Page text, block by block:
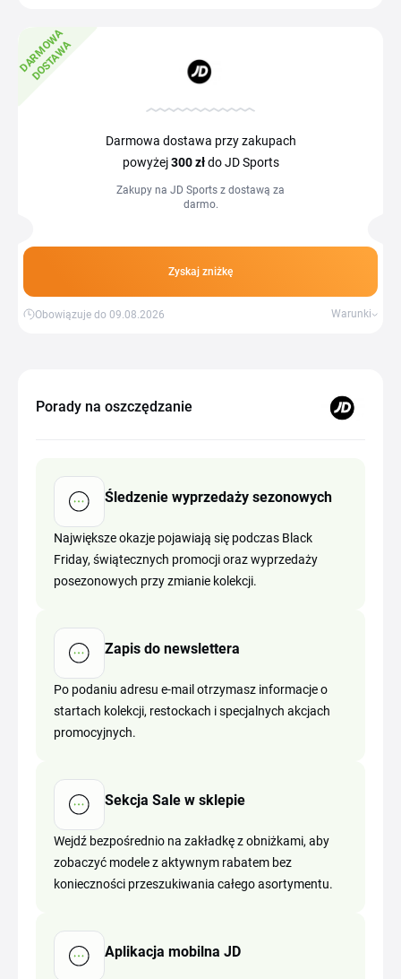
D
A
R
M
O
W
A
D
O
S
T
A
W
A
Darmowa dostawa przy zakupach
powyżej300 złdo JD Sports
Zakupy na JD Sports z dostawą za
darmo.
Zyskaj zniżkę
Obowiązuje do 09.08.2026 Warunki
Porady na oszczędzanie
Śledzenie wyprzedaży sezonowych
Największe okazje pojawiają się podczas Black
Friday, świątecznych promocji oraz wyprzedaży
posezonowych przy zmianie kolekcji.
Zapis do newslettera
Po podaniu adresu e-mail otrzymasz informacje o
startach kolekcji, restockach i specjalnych akcjach
promocyjnych.
Sekcja Sale w sklepie
Wejdź bezpośrednio na zakładkę z obniżkami, aby
zobaczyć modele z aktywnym rabatem bez
konieczności przeszukiwania całego asortymentu.
Aplikacja mobilna JD